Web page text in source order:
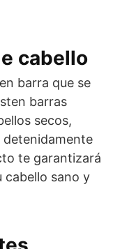
cabello
barra que se
barras
secos,
detenidamente
te garantizará
cabello sano y